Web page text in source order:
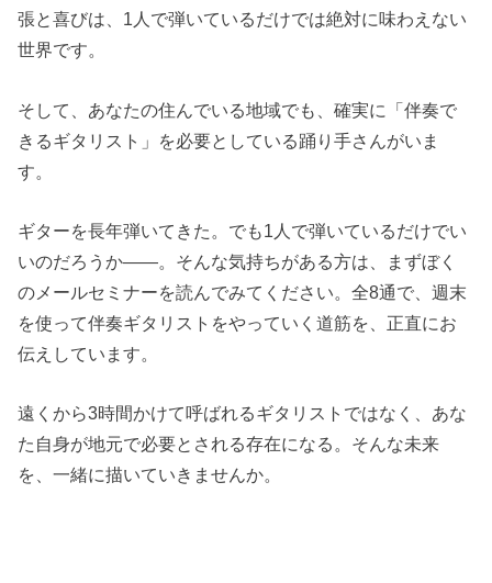
張と喜びは、1人で弾いているだけでは絶対に味わえない
世界です。
そして、あなたの住んでいる地域でも、確実に「伴奏で
きるギタリスト」を必要としている踊り手さんがいま
す。
ギターを長年弾いてきた。でも1人で弾いているだけでい
いのだろうか——。そんな気持ちがある方は、まずぼく
のメールセミナーを読んでみてください。全8通で、週末
を使って伴奏ギタリストをやっていく道筋を、正直にお
伝えしています。
遠くから3時間かけて呼ばれるギタリストではなく、あな
た自身が地元で必要とされる存在になる。そんな未来
を、一緒に描いていきませんか。